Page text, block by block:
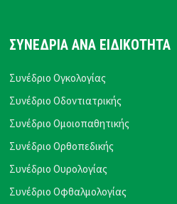
ΣΥΝΕΔΡΙΑ ΑΝΑ ΕΙΔΙΚΟΤΗΤΑ
Συνέδριο Ογκολογίας
Συνέδριο Οδοντιατρικής
Συνέδριο Ομοιοπαθητικής
Συνέδριο Ορθοπεδικής
Συνέδριο Ουρολογίας
Συνέδριο Οφθαλμολογίας